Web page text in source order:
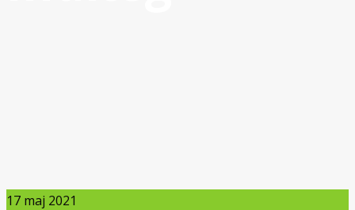
17 maj 2021